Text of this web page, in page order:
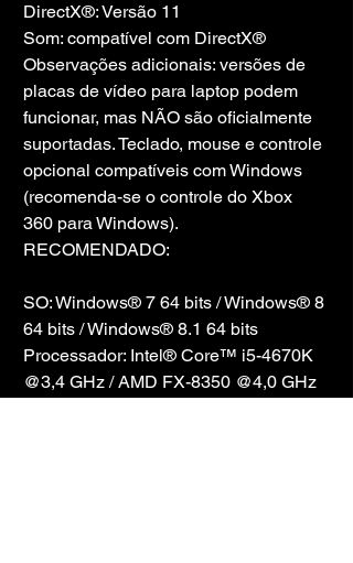
DirectX®: Versão 11
Som: compatível com DirectX®
Observações adicionais: versões de
placas de vídeo para laptop podem
funcionar, mas NÃO são oficialmente
suportadas. Teclado, mouse e controle
opcional compatíveis com Windows
(recomenda-se o controle do Xbox
360 para Windows).
RECOMENDADO:
SO: Windows® 7 64 bits / Windows® 8
64 bits / Windows® 8.1 64 bits
Processador: Intel® Core™ i5-4670K
@3,4 GHz / AMD FX-8350 @4,0 GHz